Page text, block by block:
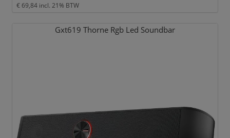
€ 69,84 incl. 21% BTW
Gxt619 Thorne Rgb Led Soundbar